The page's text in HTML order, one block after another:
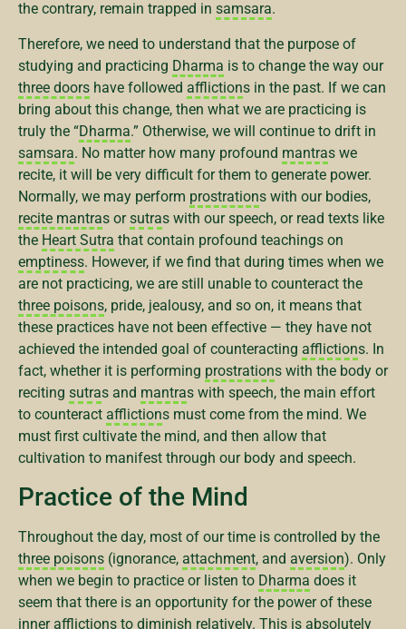
the contrary, remain trapped in samsara.
Therefore, we need to understand that the purpose of
studying and practicing Dharma is to change the way our
three doors have followed afflictions in the past. If we can
bring about this change, then what we are practicing is
truly the “Dharma.” Otherwise, we will continue to drift in
samsara. No matter how many profound mantras we
recite, it will be very difficult for them to generate power.
Normally, we may perform prostrations with our bodies,
recite mantras orsutras with our speech, or read texts like
the Heart Sutra that contain profound teachings on
emptiness. However, if we find that during times when we
are not practicing, we are still unable to counteract the
three poisons, pride, jealousy, and so on, it means that
these practices have not been effective — they have not
achieved the intended goal of counteracting afflictions. In
fact, whether it is performing prostrations with the body or
reciting sutras and mantras with speech, the main effort
to counteract afflictions must come from the mind. We
must first cultivate the mind, and then allow that
cultivation to manifest through our body and speech.
Practice of the Mind
Throughout the day, most of our time is controlled by the
three poisons (ignorance, attachment, and aversion). Only
when we begin to practice or listen to Dharma does it
seem that there is an opportunity for the power of these
inner afflictions to diminish relatively. This is absolutely